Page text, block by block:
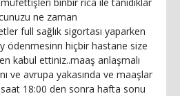
ne zaman
full sağlık sigortası yaparken
ödenmesinn hiçbir hastane size
kabul ettiniz..maaş anlaşmalı
ve avrupa yakasında ve maaşlar
18:00 den sonra hafta sonu